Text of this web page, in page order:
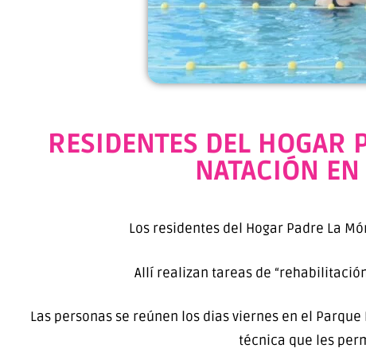
RESIDENTES DEL HOGAR
NATACIÓN
Los residentes del Hogar Padre La
Allí realizan tareas de
Las personas se reúnen los dias viernes en el
técnica que les